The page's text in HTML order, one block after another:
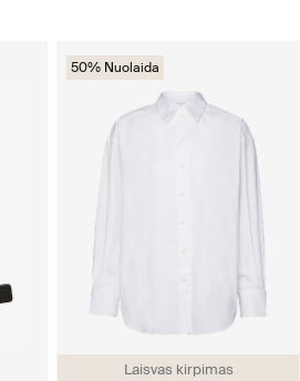
Laisvas kirpimas
50% Nuolaida